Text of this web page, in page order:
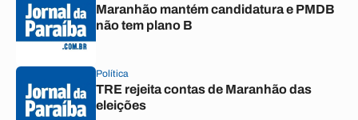
Maranhão mantém candidatura e PMDB
não tem plano B
Política
TRE rejeita contas de Maranhão das
eleições